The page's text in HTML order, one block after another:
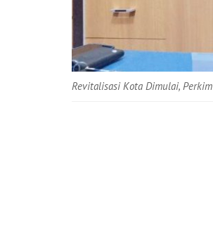
Revitalisasi Kota Dimulai,